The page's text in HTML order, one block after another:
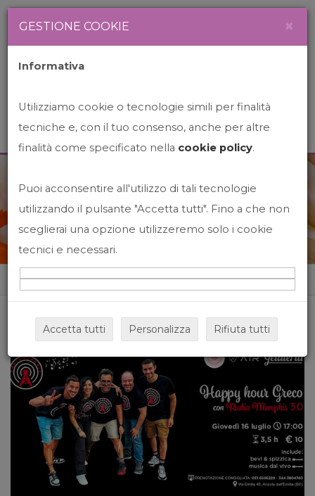
News&Events
Home News&events
GESTIONE COOKIE ×
Informativa
Utilizziamo cookie o tecnologie simili per finalità
tecniche e, con il tuo consenso, anche per altre
finalità come specificato nella cookie policy.
Puoi acconsentire all'utilizzo di tali tecnologie
utilizzando il pulsante "Accetta tutti". Fino a che non
sceglierai una opzione utilizzeremo solo i cookie
tecnici e necessari.
Accetta tutti Personalizza Rifiuta tutti